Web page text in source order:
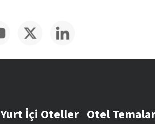
Yurt İçi Oteller Otel